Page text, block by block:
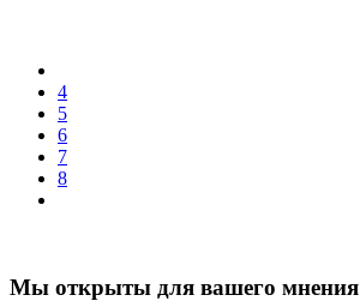
4
5
6
7
8
Мы открыты для вашего мнения